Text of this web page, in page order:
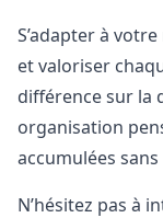
S’adapter à
et valoriser
différence sur la
organisation
accumulées
N’hésitez pas à